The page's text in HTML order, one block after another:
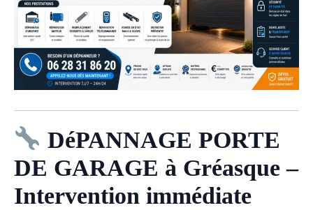
DéPANNAGE PORTE
DE GARAGE à Gréasque –
Intervention immédiate